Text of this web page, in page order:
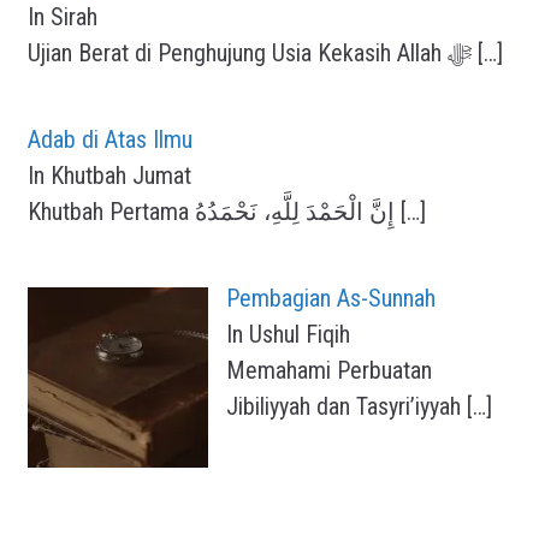
In Sirah
Ujian Berat di Penghujung Usia Kekasih Allah ﷻ […]
Adab di Atas Ilmu
In Khutbah Jumat
[…]
Pembagian As-Sunnah
In Ushul Fiqih
Memahami Perbuatan
Jibiliyyah dan Tasyri’iyyah […]